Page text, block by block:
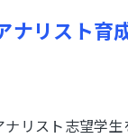
ナリスト育
リスト志望学生